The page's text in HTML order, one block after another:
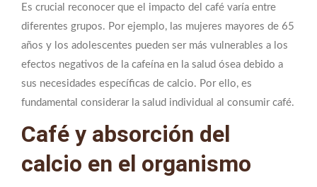
Es crucial reconocer que el impacto del café varía entre
diferentes grupos. Por ejemplo, las mujeres mayores de 65
años y los adolescentes pueden ser más vulnerables a los
efectos negativos de la cafeína en la salud ósea debido a
sus necesidades específicas de calcio. Por ello, es
fundamental considerar la salud individual al consumir café.
Café y absorción del
calcio en el organismo